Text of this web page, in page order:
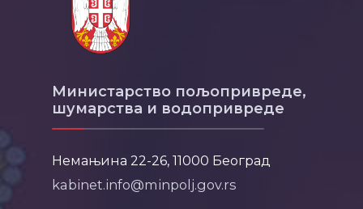
Министарство пољопривреде,
шумарства и водопривреде
Немањина 22-26, 11000 Београд
kabinet.info@minpolj.gov.rs